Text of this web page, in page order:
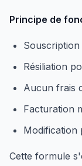
Principe de
Souscription
Résiliation
Aucun frais
Facturation
Modification
Cette formule